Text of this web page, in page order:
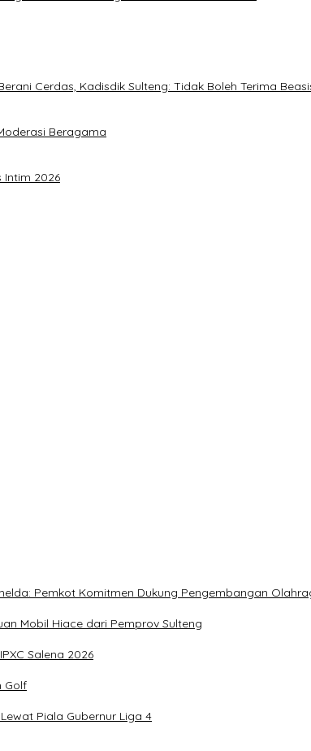
Cerdas, Kadisdik Sulteng: Tidak Boleh Terima
Beragama
Intim 2026
Pemkot Komitmen Dukung Pengembangan
Mobil Hiace dari Pemprov Sulteng
Salena 2026
Golf
Piala Gubernur Liga 4